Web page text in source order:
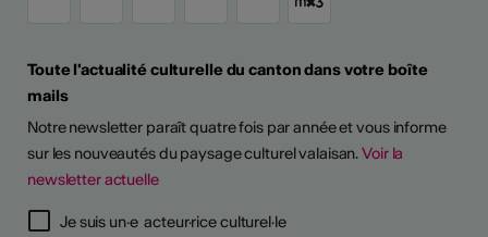
D'ARTISTES
Toute l'actualité culturelle du canton dans votre boîte
mails
Notre newsletter paraît quatre fois par année et vous informe
sur les nouveautés du paysage culturel valaisan.Voir la
newsletter actuelle
Je suis un·e acteur·rice culturel·le